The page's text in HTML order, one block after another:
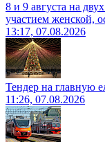
8 и 9 августа на
участием женской,
13:17, 07.08.2026
Тендер на главную
11:26, 07.08.2026